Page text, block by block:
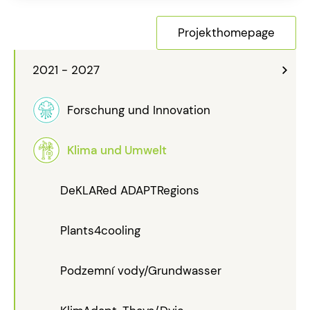
2021 - 2027
Forschung und Innovation
Klima und Umwelt
DeKLARed ADAPTRegions
Plants4cooling
Podzemní vody/Grundwasser
Projekthomepage